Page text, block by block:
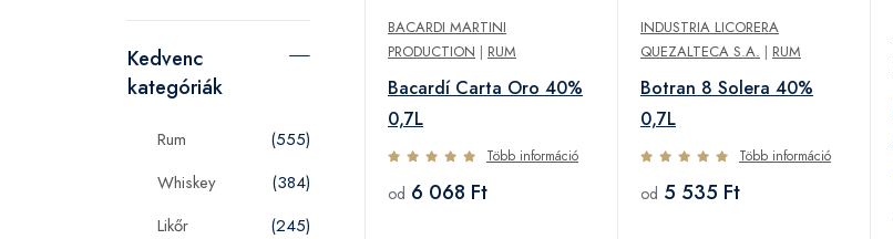
Kedvenc
kategóriák
Rum
(555)
Whiskey
(384)
Likőr
(245)
BACARDI MARTINI
PRODUCTION | RUM
Bacardí Carta Oro 40%
0,7L
Több információ
od 6 068 Ft
INDUSTRIA LICORERA
QUEZALTECA S.A. | RUM
Botran 8 Solera 40%
0,7L
Több információ
od 5 535 Ft